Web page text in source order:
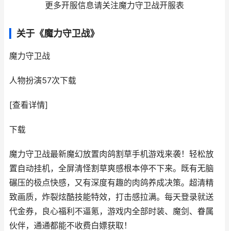
更多开服信息请关注魔力守卫战开服表
关于《魔力守卫战》
魔力守卫战
人物扮演57次下载
[查看详情]
下载
魔力守卫战最新魔幻放置肉鸽割草手机游戏来袭！轻松放
置自动挂机，全屏清怪割草爽感根本停不下来。既有无脑
碾压的极点快感，又有深度有趣的肉鸽养成决策。超清精
致画质，炸裂炫酷技能特效，打击感拉满。每天登录就送
代金券，良心福利不逼氪，游戏内全部时装、魔剑、眷属
伙伴，通通都能不收费白嫖获取！